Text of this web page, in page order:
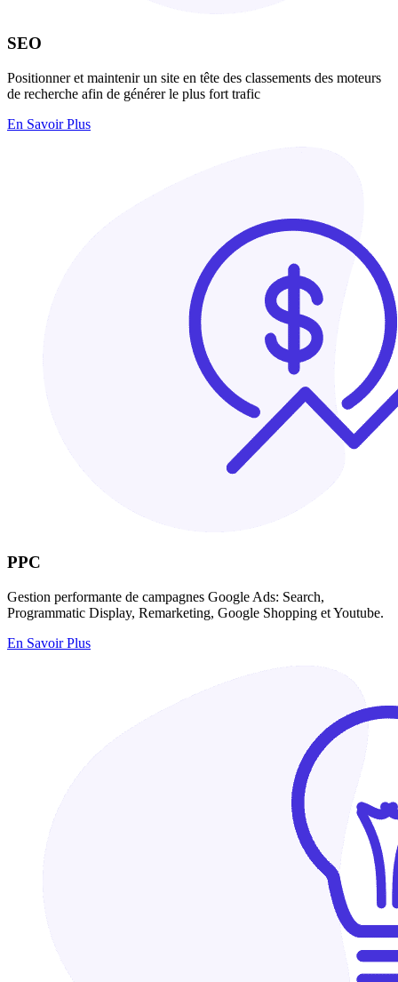
SEO
Positionner et maintenir un site en tête des classements des moteurs
de recherche afin de générer le plus fort trafic
En Savoir Plus
PPC
Gestion performante de campagnes Google Ads: Search,
Programmatic Display, Remarketing, Google Shopping et Youtube.
En Savoir Plus